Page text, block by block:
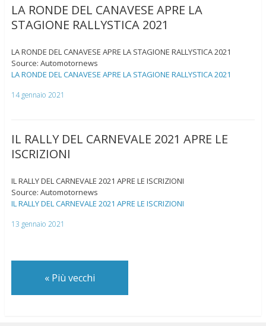
LA RONDE DEL CANAVESE APRE LA
STAGIONE RALLYSTICA 2021
LA RONDE DEL CANAVESE APRE LA STAGIONE RALLYSTICA 2021
Source: Automotornews
LA RONDE DEL CANAVESE APRE LA STAGIONE RALLYSTICA 2021
14 gennaio 2021
IL RALLY DEL CARNEVALE 2021 APRE LE
ISCRIZIONI
IL RALLY DEL CARNEVALE 2021 APRE LE ISCRIZIONI
Source: Automotornews
IL RALLY DEL CARNEVALE 2021 APRE LE ISCRIZIONI
13 gennaio 2021
«Più vecchi